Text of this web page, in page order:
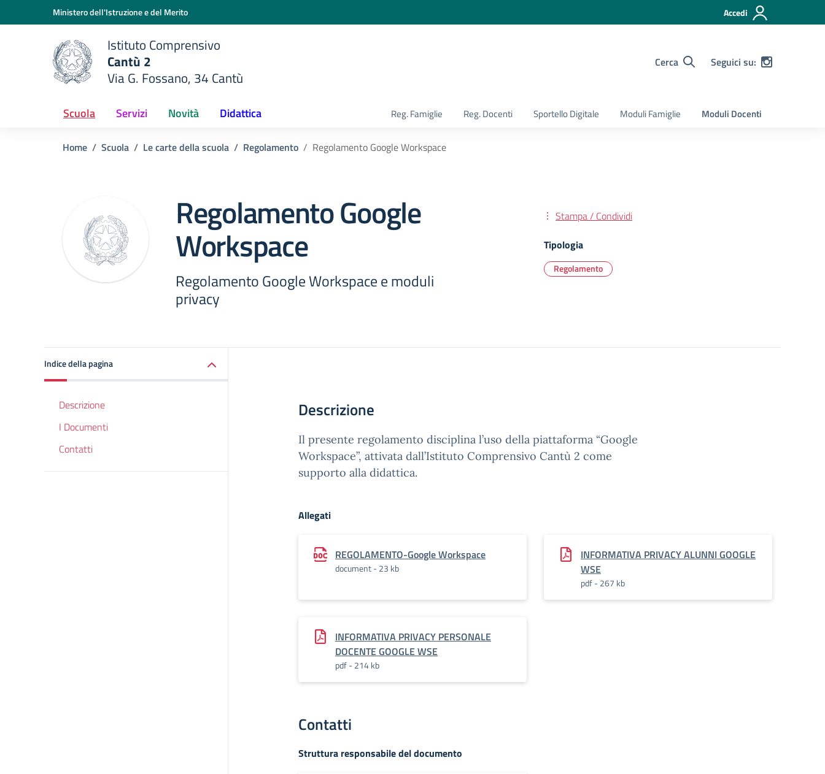
Vai ai contenuti
Vai al menu di navigazioneMinistero dell'Istruzione e del Merito Accedi
scuola
Istituto Comprensivo
Cantù 2
Via G. Fossano, 34 Cantù
Cerca Seguici su:
Scuola Servizi Novità Didattica Reg. Famiglie Reg. Docenti Sportello Digitale Moduli Famiglie Moduli Docenti
Home Scuola Le carte della scuola Regolamento Regolamento Google Workspace
Regolamento Google
Workspace
Regolamento Google Workspace e moduli
privacy
Stampa / Condividi
Tipologia
Regolamento
Indice della pagina
Descrizione
I Documenti
Contatti
Descrizione
Il presente regolamento disciplina l’uso della piattaforma “Google
Workspace”, attivata dall’Istituto Comprensivo Cantù 2 come
supporto alla didattica.
Allegati
REGOLAMENTO-Google Workspace
document - 23 kb
INFORMATIVA PRIVACY ALUNNI GOOGLE
WSE
pdf - 267 kb
INFORMATIVA PRIVACY PERSONALE
DOCENTE GOOGLE WSE
pdf - 214 kb
Contatti
Struttura responsabile del documento